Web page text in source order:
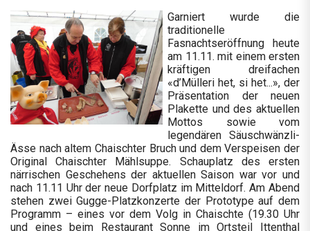
Garniert wurde die
traditionelle
Fasnachtseröffnung heute
am 11.11. mit einem ersten
kräftigen dreifachen
«d’Mülleri het, si het...», der
Präsentation der neuen
Plakette und des aktuellen
Mottos sowie vom
legendären Säuschwänzli-
Ässe nach altem Chaischter Bruch und dem Verspeisen der
Original Chaischter Mählsuppe. Schauplatz des ersten
närrischen Geschehens der aktuellen Saison war vor und
nach 11.11 Uhr der neue Dorfplatz im Mitteldorf. Am Abend
stehen zwei Gugge-Platzkonzerte der Prototype auf dem
Programm – eines vor dem Volg in Chaischte (19.30 Uhr
und eines beim Restaurant Sonne im Ortsteil Itten­thal